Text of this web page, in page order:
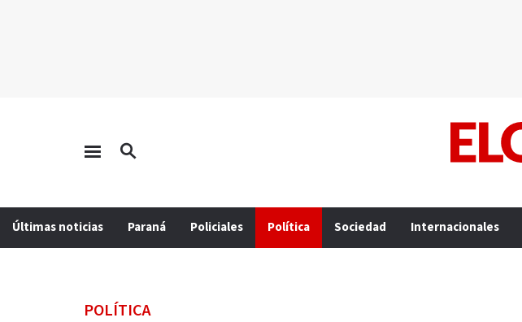
Últimas noticias Paraná Policiales Política Sociedad Internacionales
POLÍTICA